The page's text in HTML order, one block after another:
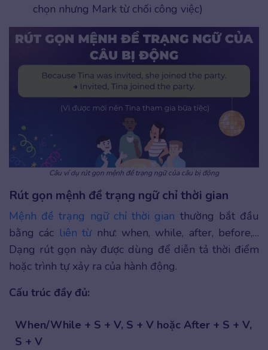
chọn nhưng Mark từ chối công việc)
Câu ví dụ rút gọn mệnh đề trạng ngữ của câu bị động
Rút gọn mệnh đề trạng ngữ chỉ thời gian
Mệnh đề trạng ngữ chỉ thời gian thường bắt đầu
bằng các liên từnhư: when, while, after, before,…
Dạng rút gọn này được dùng để diễn tả thời điểm
hoặc trình tự xảy ra của hành động.
Cấu trúc đầy đủ:
When/While + S + V, S + V hoặc After + S + V,
S + V